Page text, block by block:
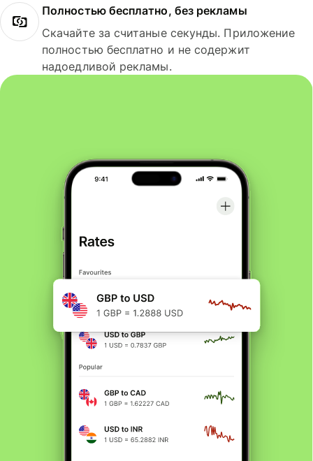
Полностью бесплатно, без рекламы
Скачайте за считаные секунды. Приложение
полностью бесплатно и не содержит
надоедливой рекламы.